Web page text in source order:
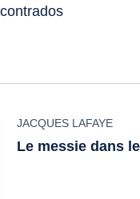
JACQUES LAFAYE
Le messie dans